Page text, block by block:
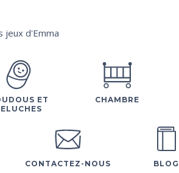
ET
CHAMBRE
CONTACTEZ-NOUS BLOG